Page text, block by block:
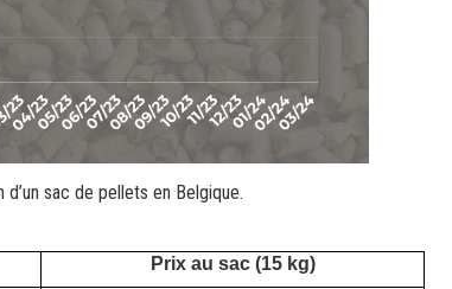
sac de pellets en Belgique.
Prix au sac (15 kg)